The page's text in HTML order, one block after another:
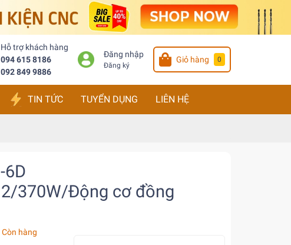
Hỗ trợ khách hàng
094 615 8186
092 849 9886
Đăng nhập
Đăng ký
Giỏ hàng 0
TIN TỨC TUYỂN DỤNG LIÊN HỆ
6D
370W/Động cơ đồng
Còn hàng